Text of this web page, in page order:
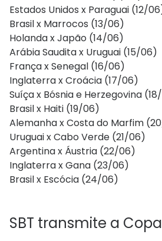
Estados Unidos x Paraguai (12/
Brasil x Marrocos (13/06)
Holanda x Japão (14/06)
Arábia Saudita x Uruguai (15/06)
França x Senegal (16/06)
Inglaterra x Croácia (17/06)
Suíça x Bósnia e Herzegovina
Brasil x Haiti (19/06)
Alemanha x Costa do Marfim
Uruguai x Cabo Verde (21/06)
Argentina x Áustria (22/06)
Inglaterra x Gana (23/06)
Brasil x Escócia (24/06)
SBT transmite a